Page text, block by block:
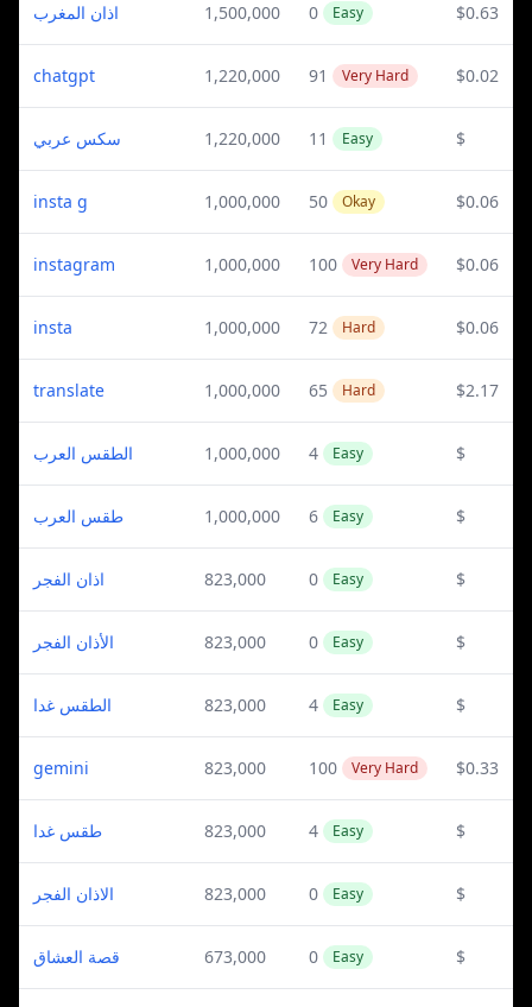
اذان المغرب 1,500,000 0 Easy $0.63
chatgpt 1,220,000 91 Very Hard $0.02
سكس عربي 1,220,000 11 Easy $
insta g 1,000,000 50 Okay $0.06
instagram 1,000,000 100 Very Hard $0.06
insta 1,000,000 72 Hard $0.06
translate 1,000,000 65 Hard $2.17
الطقس العرب 1,000,000 4 Easy $
طقس العرب 1,000,000 6 Easy $
اذان الفجر 823,000 0 Easy $
الأذان الفجر 823,000 0 Easy $
الطقس غدا 823,000 4 Easy $
gemini 823,000 100 Very Hard $0.33
طقس غدا 823,000 4 Easy $
الاذان الفجر 823,000 0 Easy $
قصة العشاق 673,000 0 Easy $